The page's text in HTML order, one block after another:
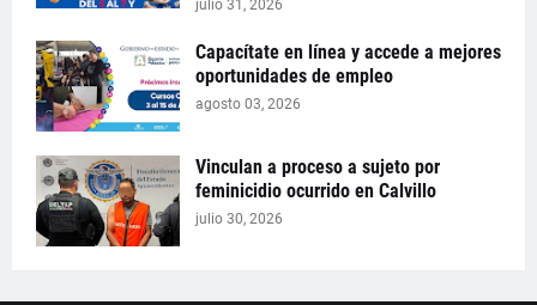
julio 31, 2026
Capacítate en línea y accede a mejores
oportunidades de empleo
agosto 03, 2026
Vinculan a proceso a sujeto por
feminicidio ocurrido en Calvillo
julio 30, 2026